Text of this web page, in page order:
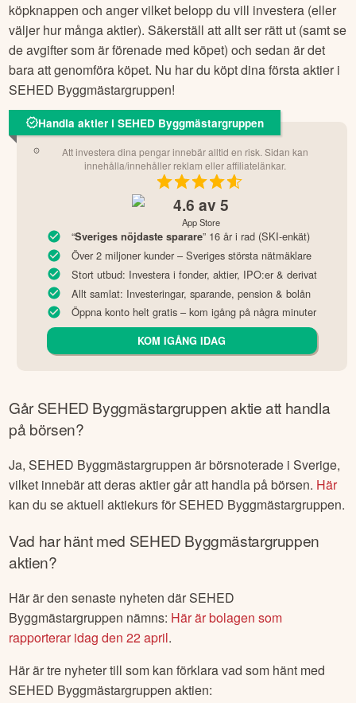
köpknappen och anger vilket belopp du vill investera (eller
väljer hur många aktier). Säkerställ att allt ser rätt ut (samt se
de avgifter som är förenade med köpet) och sedan är det
bara att genomföra köpet. Nu har du köpt dina första aktier i
SEHED Byggmästargruppen!
Handla aktier i SEHED Byggmästargruppen
Att investera dina pengar innebär alltid en risk. Sidan kan
innehålla/innehåller reklam eller affiliatelänkar.
4.6 av 5
App Store
“Sveriges nöjdaste sparare” 16 år i rad (SKI-enkät)
Över 2 miljoner kunder – Sveriges största nätmäklare
Stort utbud: Investera i fonder, aktier, IPO:er & derivat
Allt samlat: Investeringar, sparande, pension & bolån
Öppna konto helt gratis – kom igång på några minuter
KOM IGÅNG IDAG
GårSEHED Byggmästargruppenaktie att handla
på börsen?
Ja,SEHED Byggmästargruppen är börsnoterade i Sverige,
vilket innebär att deras aktier går att handla på börsen. Här
kan du se aktuell aktiekurs förSEHED Byggmästargruppen.
Vad har hänt med SEHED Byggmästargruppen
aktien?
Här är den senaste nyheten därSEHED
Byggmästargruppen nämns: Här är bolagen som
rapporterar idag den 22 april.
Här är tre nyheter till som kan förklara vad som hänt med
SEHED Byggmästargruppen aktien: